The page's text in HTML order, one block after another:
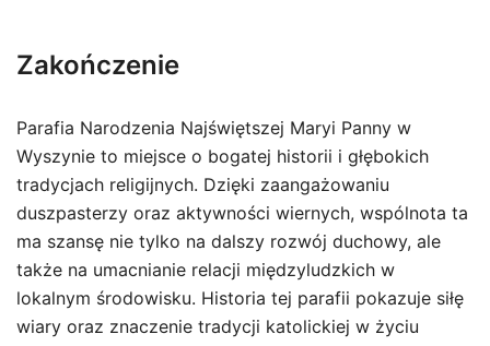
Zakończenie
Parafia Narodzenia Najświętszej Maryi Panny w
Wyszynie to miejsce o bogatej historii i głębokich
tradycjach religijnych. Dzięki zaangażowaniu
duszpasterzy oraz aktywności wiernych, wspólnota ta
ma szansę nie tylko na dalszy rozwój duchowy, ale
także na umacnianie relacji międzyludzkich w
lokalnym środowisku. Historia tej parafii pokazuje siłę
wiary oraz znaczenie tradycji katolickiej w życiu